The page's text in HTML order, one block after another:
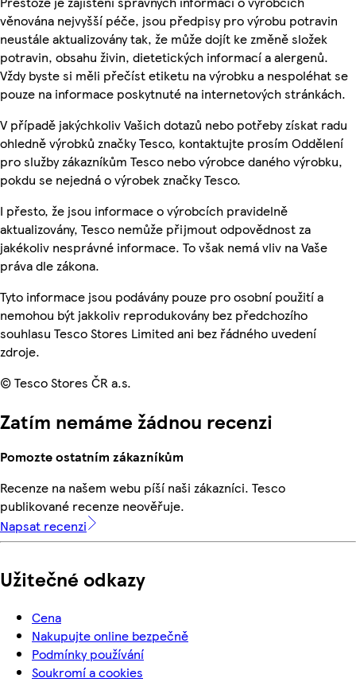
věnována nejvyšší péče, jsou předpisy pro výrobu potravin
neustále aktualizovány tak, že může dojít ke změně složek
potravin, obsahu živin, dietetických informací a alergenů.
Vždy byste si měli přečíst etiketu na výrobku a nespoléhat se
pouze na informace poskytnuté na internetových stránkách.
V případě jakýchkoliv Vašich dotazů nebo potřeby získat radu
ohledně výrobků značky Tesco, kontaktujte prosím Oddělení
pro služby zákazníkům Tesco nebo výrobce daného výrobku,
pokdu se nejedná o výrobek značky Tesco.
I přesto, že jsou informace o výrobcích pravidelně
aktualizovány, Tesco nemůže přijmout odpovědnost za
jakékoliv nesprávné informace. To však nemá vliv na Vaše
práva dle zákona.
Tyto informace jsou podávány pouze pro osobní použití a
nemohou být jakkoliv reprodukovány bez předchozího
souhlasu Tesco Stores Limited ani bez řádného uvedení
zdroje.
© Tesco Stores ČR a.s.
Zatím nemáme žádnou recenzi
Pomozte ostatním zákazníkům
Recenze na našem webu píší naši zákazníci. Tesco
publikované recenze neověřuje.
Napsat recenzi
Užitečné odkazy
Cena
Nakupujte online bezpečně
Podmínky používání
Soukromí a cookies